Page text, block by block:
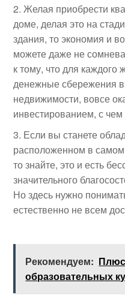
Желая приобрести
доме, делая это на
здания, то экономия и
можете даже не
к тому, что для
денежные сбережения
недвижимости, вовсе
инвестированием, с
Если вы станете
расположенном в
то знайте, это и есть
значительного
Но здесь нужно
естественно не всем
Рекомендуем:
образовательных